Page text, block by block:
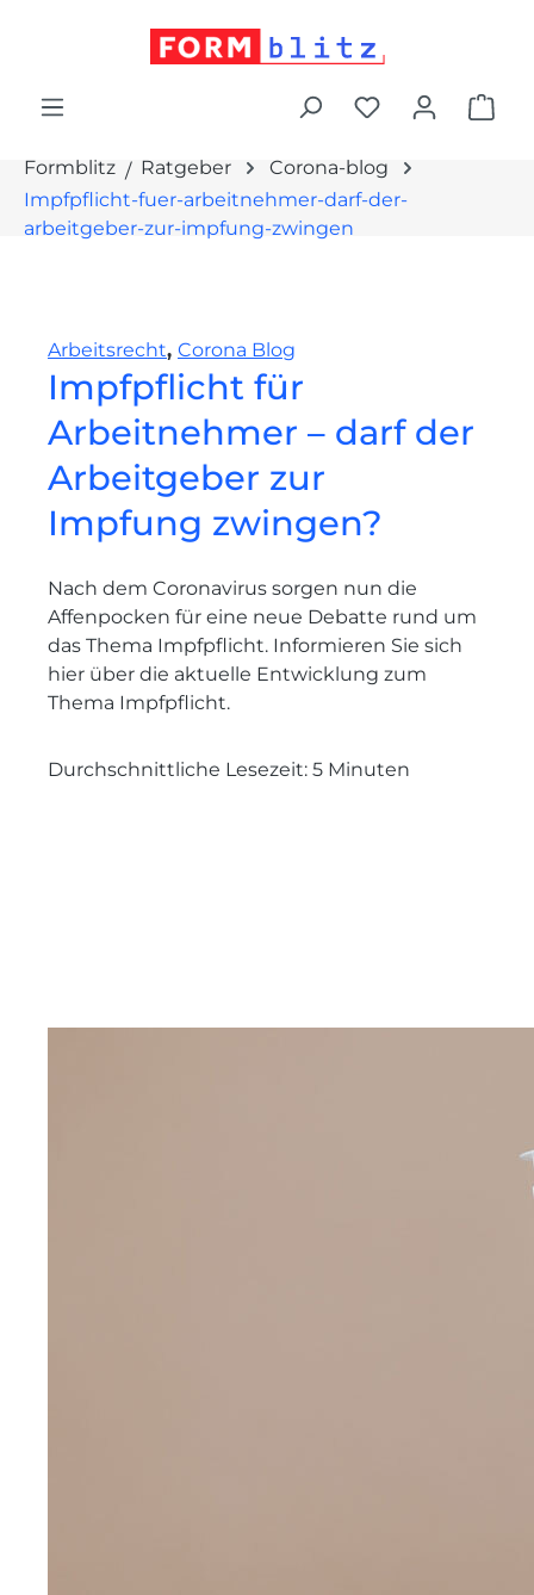
Formblitz Ratgeber
Corona-blog
Impfpflicht-fuer-arbeitnehmer-darf-der-
arbeitgeber-zur-impfung-zwingen
Arbeitsrecht, Corona Blog
Impfpflicht für
Arbeitnehmer – darf der
Arbeitgeber zur
Impfung zwingen?
Nach dem Coronavirus sorgen nun die
Affenpocken für eine neue Debatte rund um
das Thema Impfpflicht. Informieren Sie sich
hier über die aktuelle Entwicklung zum
Thema Impfpflicht.
Durchschnittliche Lesezeit: 5 Minuten